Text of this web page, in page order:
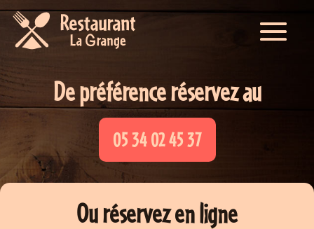
De préférence réservez au
05 34 02 45 37
Ou réservez en ligne